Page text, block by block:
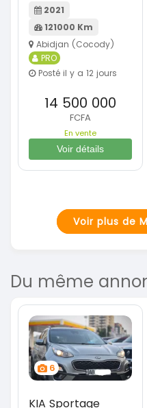
2021
121000 Km
Abidjan (Cocody)
PRO
Posté il y a 12 jours
14 500 000
FCFA
En vente
Voir détails
Voir plus de
Du même
6
KIA Sportage